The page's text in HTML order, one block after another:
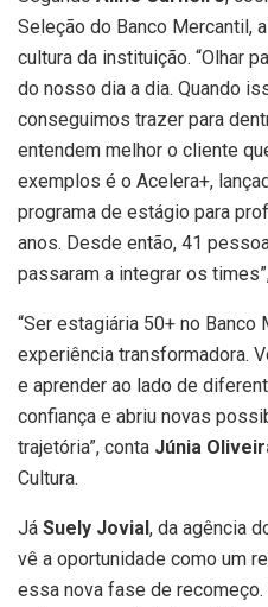
Seleção do Banco Mercantil,
cultura da instituição. “Olhar
do nosso dia a dia. Quando
conseguimos trazer para
entendem melhor o cliente
exemplos é o Acelera+,
programa de estágio para
anos. Desde então, 41
passaram a integrar os
“Ser estagiária 50+ no
experiência transformadora.
e aprender ao lado de
confiança e abriu novas
trajetória”, conta Júnia
Cultura.
Já Suely Jovial, da agência
vê a oportunidade como um
essa nova fase de